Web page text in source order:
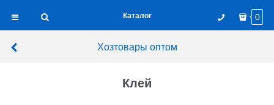
Каталог 0
Хозтовары оптом
Клей